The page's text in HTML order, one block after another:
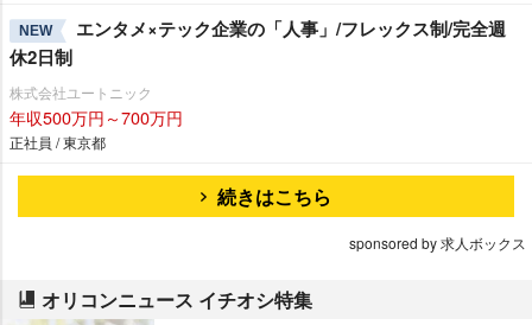
NEW
エンタメ×テック企業の「人事」/フレックス制/完全週
休2日制
株式会社ユートニック
年収500万円～700万円
正社員 / 東京都
続きはこちら
sponsored by 求人ボックス
オリコンニュース イチオシ特集